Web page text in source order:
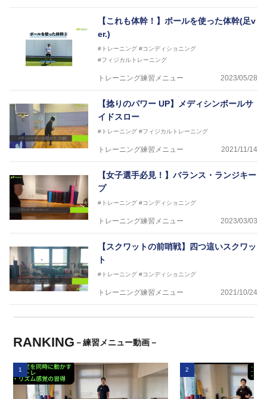
【これも体幹！】ボールを使った体幹(足v
er.)
#トレーニング #コンディショニング
#フィジカルトレーニング
トレーニング練習メニュー 2023/05/28
【捻りのパワー UP】メディシンボールサ
イドスロー
#トレーニング #フィジカルトレーニング
トレーニング練習メニュー 2021/11/14
【女子選手必見！】バランス・ランジキー
プ
#トレーニング #コンディショニング
トレーニング練習メニュー 2023/03/03
【スクワットの前哨戦】四つ這いスクワッ
ト
#トレーニング #コンディショニング
トレーニング練習メニュー 2021/10/24
RANKING －練習メニュー動画－
1 2